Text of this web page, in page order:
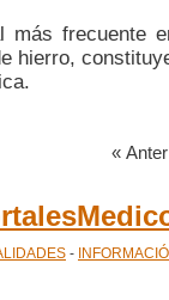
más frecuente
hierro,
«
-